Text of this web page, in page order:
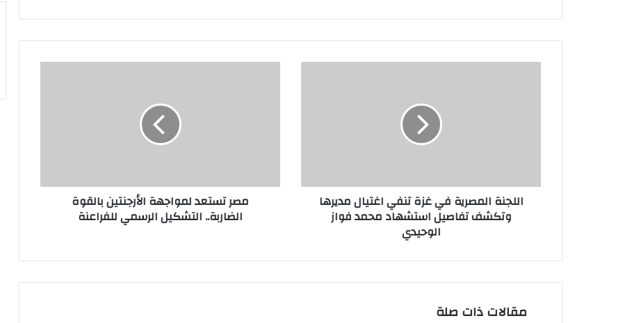
للفراعنة
مصر تستعد لمواجهة الأرجنتين بالقوة
الضاربة.. التشكيل الرسمي للفراعنة
تفاصيل
استشهاداللجنة المصرية في غزة تنفي اغتيال مديرها
وتكشف تفاصيل استشهاد محمد فواز
الوحيدي
مقالات ذات صلة